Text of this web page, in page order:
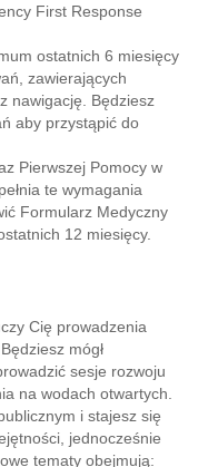
First Response
ostatnich 6 miesięcy
zawierających
nawigację. Będziesz
aby przystąpić do
Pierwszej Pomocy w
te wymagania
Formularz Medyczny
12 miesięcy.
Cię prowadzenia
mógł
sesje rozwoju
na wodach otwartych.
i stajesz się
jednocześnie
tematy obejmują: